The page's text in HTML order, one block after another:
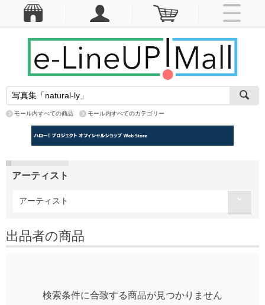
モール内すべての商品 モール内すべてのカテゴリー
アーティスト
アーティスト
出品者の商品
検索条件に合致する商品が見つかりません